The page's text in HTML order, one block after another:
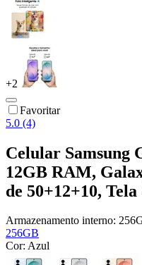
+2
Favoritar
5.0 (4)
Celular Samsung
12GB RAM,
de 50+12+10,
Armazenamento interno:
256GB
Cor: Azul